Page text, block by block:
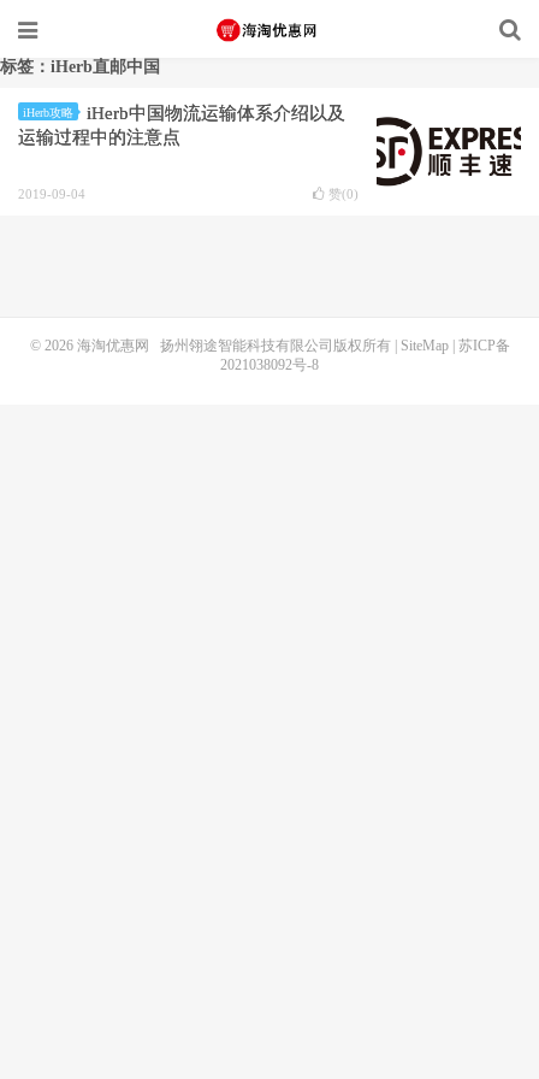
标签：iHerb直邮中国
iHerb攻略
iHerb中国物流运输体系介绍以及
运输过程中的注意点
2019-09-04 赞(0)
© 2026 海淘优惠网 扬州翎途智能科技有限公司版权所有 | SiteMap| 苏ICP备
2021038092号-8